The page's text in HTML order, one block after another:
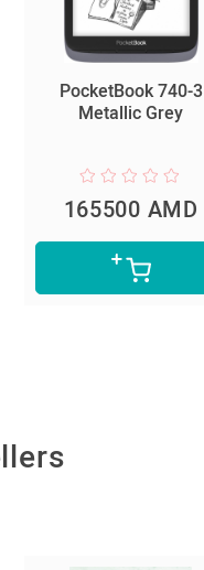
PocketBook 740-3
Metallic Grey
165500 AMD